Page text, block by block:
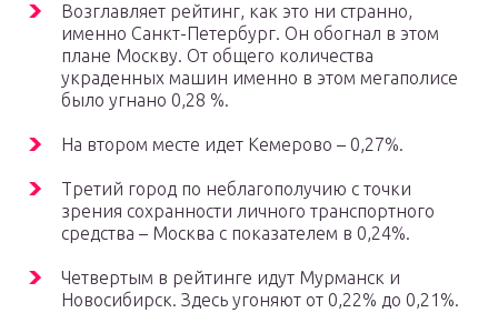
Возглавляет рейтинг, как это ни странно,
именно Санкт-Петербург. Он обогнал в этом
плане Москву. От общего количества
украденных машин именно в этом мегаполисе
было угнано 0,28 %.
На втором месте идет Кемерово – 0,27%.
Третий город по неблагополучию с точки
зрения сохранности личного транспортного
средства – Москва с показателем в 0,24%.
Четвертым в рейтинге идут Мурманск и
Новосибирск. Здесь угоняют от 0,22% до 0,21%.